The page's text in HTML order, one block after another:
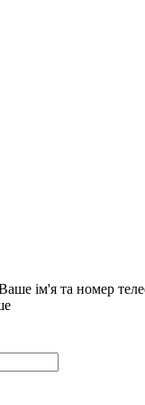
ім'я та номер